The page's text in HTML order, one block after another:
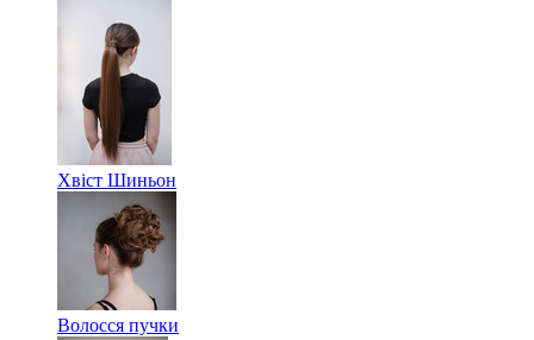
Хвіст Шиньон
Волосся пучки